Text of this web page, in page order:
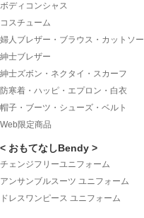
ボディコンシャス
コスチューム
婦人ブレザー・ブラウス・カットソー
紳士ブレザー
紳士ズボン・ネクタイ・スカーフ
防寒着・ハッピ・エプロン・白衣
帽子・ブーツ・シューズ・ベルト
Web限定商品
< おもてなしBendy >
チェンジフリーユニフォーム
アンサンブルスーツ ユニフォーム
ドレスワンピース ユニフォーム